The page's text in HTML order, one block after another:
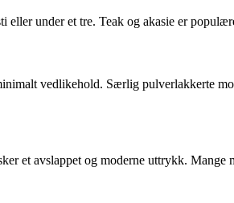
eller under et tre. Teak og akasie er
vedlikehold. Særlig pulverlakkerte
et avslappet og moderne uttrykk.